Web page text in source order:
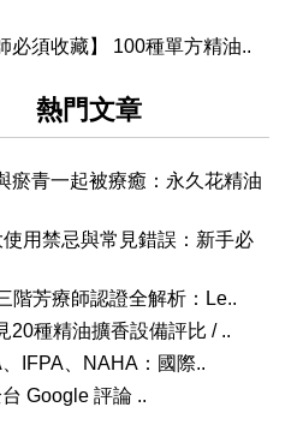
必須收藏】 100種單方精油..
熱門文章
瘀青一起被療癒：永久花精油
用禁忌與常見錯誤：新手必
階芳療師認證全解析：Le..
20種精油擴香設備評比 / ..
、IFPA、NAHA：國際..
Google 評論 ..